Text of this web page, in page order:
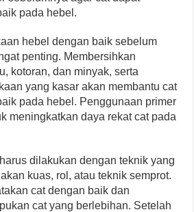
pada hebel.
hebel dengan baik sebelum
penting. Membersihkan
kotoran, dan minyak, serta
yang kasar akan membantu cat
pada hebel. Penggunaan primer
meningkatkan daya rekat cat pada
dilakukan dengan teknik yang
kuas, rol, atau teknik semprot.
cat dengan baik dan
cat yang berlebihan. Setelah